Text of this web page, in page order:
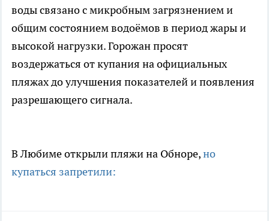
воды связано с микробным загрязнением и
общим состоянием водоёмов в период жары и
высокой нагрузки. Горожан просят
воздержаться от купания на официальных
пляжах до улучшения показателей и появления
разрешающего сигнала.
В Любиме открыли пляжи на Обноре,но
купаться запретили: